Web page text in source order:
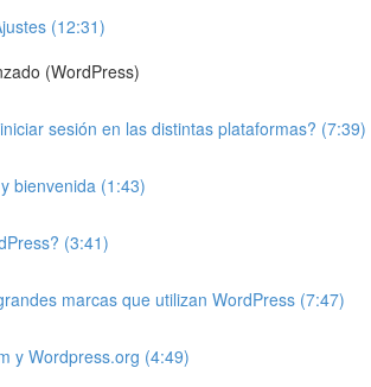
(12:31)
(WordPress)
sesión en las distintas plataformas? (7:39)
bienvenida (1:43)
(3:41)
marcas que utilizan WordPress (7:47)
y Wordpress.org (4:49)